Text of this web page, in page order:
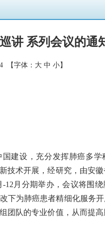
讲 系列会议的通
【字体： 大 中 小】
建设，充分发挥肺癌多学
技术开展，经研究，由安
12月分期举办，会议将围
下为肺癌患者精细化服务
团队的专业价值，从而提